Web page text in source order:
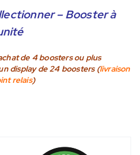
– Booster à
de 4 boosters ou plus
display de 24 boosters (livraison
relais)